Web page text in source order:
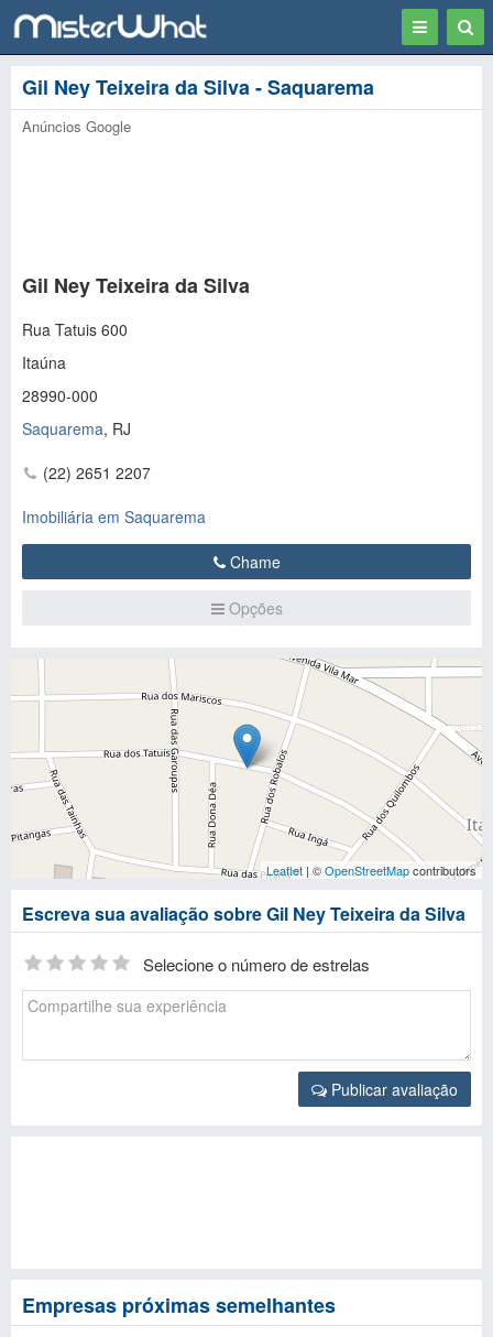
Toggle
Gil Ney Teixeira da Silva - Saquarema
Anúncios Google
Gil Ney Teixeira da Silva
Rua Tatuis 600
Itaúna
28990-000
Saquarema, RJ
(22) 2651 2207
Imobiliária em Saquarema
Chame
Opções
Leaflet | ©OpenStreetMapcontributors
Escreva sua avaliação sobre Gil Ney Teixeira da Silva
Selecione o número de estrelas
Publicar avaliação
Empresas próximas semelhantes